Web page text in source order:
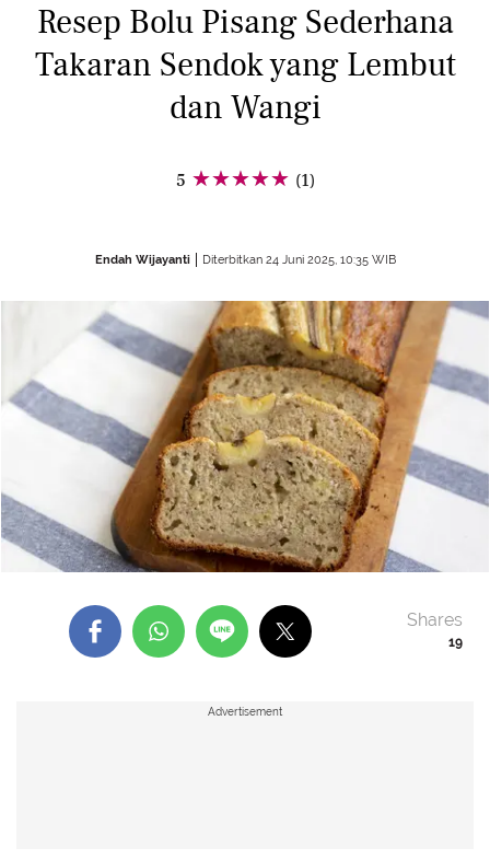
Resep Bolu Pisang Sederhana
Takaran Sendok yang Lembut
dan Wangi
5 (1)
Endah Wijayanti Diterbitkan 24 Juni 2025, 10:35 WIB
19
Shares
Advertisement